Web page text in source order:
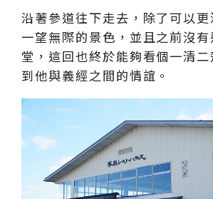
沿著參道往下走去，除了可以
一望無際的景色，並且之前沒
堂，這回也終於能夠看個一清
到他與義經之間的情誼。